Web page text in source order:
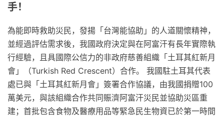
手！
為能即時救助災民，發揚「台灣能協助」的人道關懷精神，
並經過評估需求後，我國政府決定與在阿富汗有長年實際執
行經驗，且具國際公信力的非政府慈善組織「土耳其紅新月
會」（Turkish Red Crescent）合作。 我國駐土耳其代表
處已與「土耳其紅新月會」簽署合作協議，由我國捐贈100
萬美元，與該組織合作共同賑濟阿富汗災民並協助災區重
建；首批包含食物及醫療用品等緊急民生物資已於第一時間